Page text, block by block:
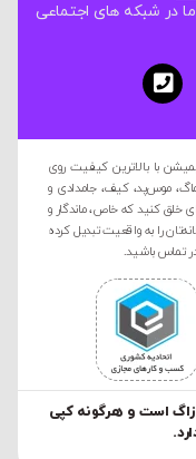
ما در شبکه های اجتماعی
با بالاترین کیفیت روی
موس‌پد، کیف، جامدادی و
خلق کنید که خاص، ماندگار و
را به واقعیت تبدیل کرده
تماس باشید.
است و هرگونه کپی